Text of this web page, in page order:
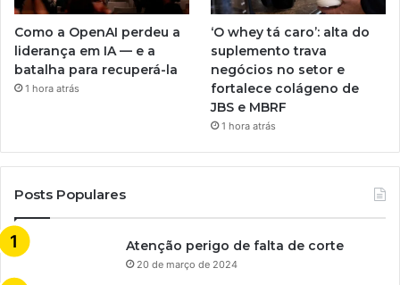
Como a OpenAI perdeu a
liderança em IA — e a
batalha para recuperá-la
1 hora atrás
‘O whey tá caro’: alta do
suplemento trava
negócios no setor e
fortalece colágeno de
JBS e MBRF
1 hora atrás
Posts Populares
Atenção perigo de falta de corte
20 de março de 2024